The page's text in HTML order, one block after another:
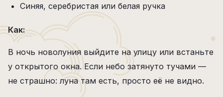
Синяя, серебристая или белая ручка
Как:
В ночь новолуния выйдите на улицу или встаньте
у открытого окна. Если небо затянуто тучами —
не страшно: луна там есть, просто её не видно.